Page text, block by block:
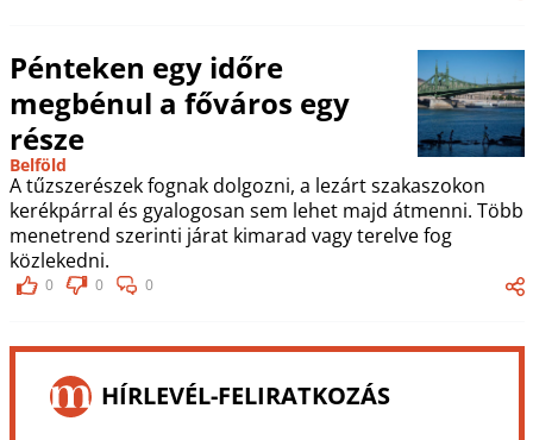
Pénteken egy időre
megbénul a főváros egy
része
Belföld
A tűzszerészek fognak dolgozni, a lezárt szakaszokon
kerékpárral és gyalogosan sem lehet majd átmenni. Több
menetrend szerinti járat kimarad vagy terelve fog
közlekedni.
0 0 0
HÍRLEVÉL-FELIRATKOZÁS